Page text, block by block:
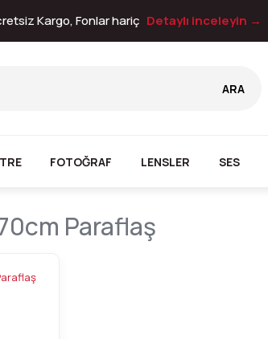
Kargo, Fonlar hariç Detaylı inceleyin →
ARA
FOTOĞRAF LENSLER SES
Paraflaş